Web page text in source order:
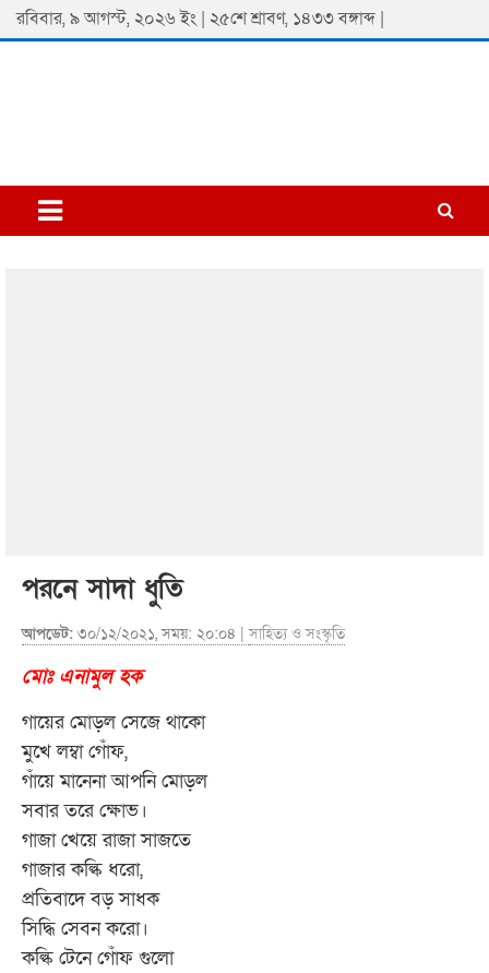
Skip
to
রবিবার, ৯ আগস্ট, ২০২৬ ইং | ২৫শে শ্রাবণ, ১৪৩৩ বঙ্গাব্দ |
Padmaprobaha
Online Newspaper Portal
পরনে সাদা ধুতি
আপডেট: ৩০/১২/২০২১, সময়: ২০:০৪ |সাহিত্য ও সংস্কৃতি
মোঃ এনামুল হক
গায়ের মোড়ল সেজে থাকো
মুখে লম্বা গোঁফ,
গাঁয়ে মানেনা আপনি মোড়ল
সবার তরে ক্ষোভ।
গাজা খেয়ে রাজা সাজতে
গাজার কল্কি ধরো,
প্রতিবাদে বড় সাধক
সিদ্ধি সেবন করো।
কল্কি টেনে গোঁফ গুলো